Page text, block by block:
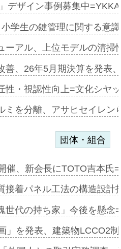
デザイン事例募集中
学生の鍵管理に関する意
ーアル、上位モデルの清
善、26年5月期決算を発表
性・視認性向上=文化シヤ
ミを分離、アサヒセイレ
団体・組合
催、新会長にTOTO吉本氏
接着パネル工法の構造設
世代の持ち家」今後を懸
」を発表、建築物LCCO2